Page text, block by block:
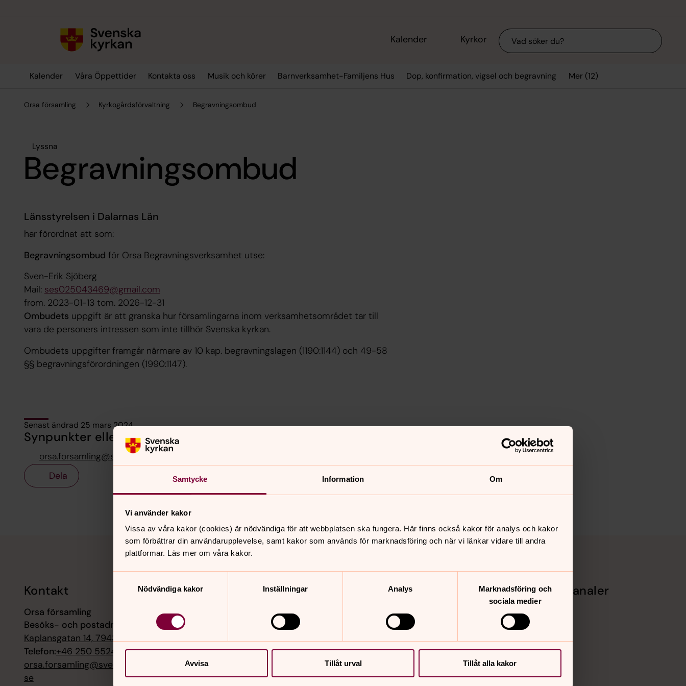
Samtycke Information Om
Vi använder kakor
Vissa av våra kakor (cookies) är nödvändiga för att webbplatsen ska fungera. Här finns också kakor för analys och kakor
som förbättrar din användarupplevelse, samt kakor som används för marknadsföring och när vi länkar vidare till andra
plattformar. Läs mer om våra kakor.
Nödvändiga kakor
Inställningar Analys
Marknadsföring och
sociala medier
Avvisa Tillåt urval Tillåt alla kakor
Kalender Kyrkor Sök
Kalender Våra Öppettider Kontakta oss Musik och körer Barnverksamhet-Familjens Hus Dop, konfirmation, vigsel och begravning Mer (12)
Orsa församling Kyrkogårdsförvaltning Begravningsombud
Lyssna
Begravningsombud
Länsstyrelsen i Dalarnas Län
har förordnat att som:
Begravningsombud för Orsa Begravningsverksamhet utse:
Sven-Erik Sjöberg
Mail: ses025043469@gmail.com
from. 2023-01-13 tom. 2026-12-31
Ombudets uppgift är att granska hur församlingarna inom verksamhetsområdet tar till
vara de personers intressen som inte tillhör Svenska kyrkan.
Ombudets uppgifter framgår närmare av 10 kap. begravningslagen (1190:1144) och 49-58
§§ begravningsförordningen (1990:1147).
Senast ändrad 25 mars 2024
Synpunkter eller frågor på sidans innehåll?
orsa.forsamling@svenskakyrkan.se
Dela
Kontakt
Orsa församling
Besöks- och postadress:
Kaplansgatan 14, 79430 Orsa
Telefon:+46 250 552480
orsa.forsamling@svenskakyrkan.
se
Kalender
Friluftsgudstjänst Minneslunden
kyrka
Hitta snabbt Sociala kanaler
Facebook
Instagram
Vimeo